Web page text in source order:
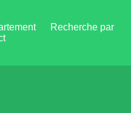
Recherche par